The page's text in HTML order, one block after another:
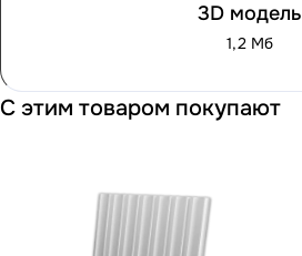
3D модель
1,2 Мб
С этим товаром покупают